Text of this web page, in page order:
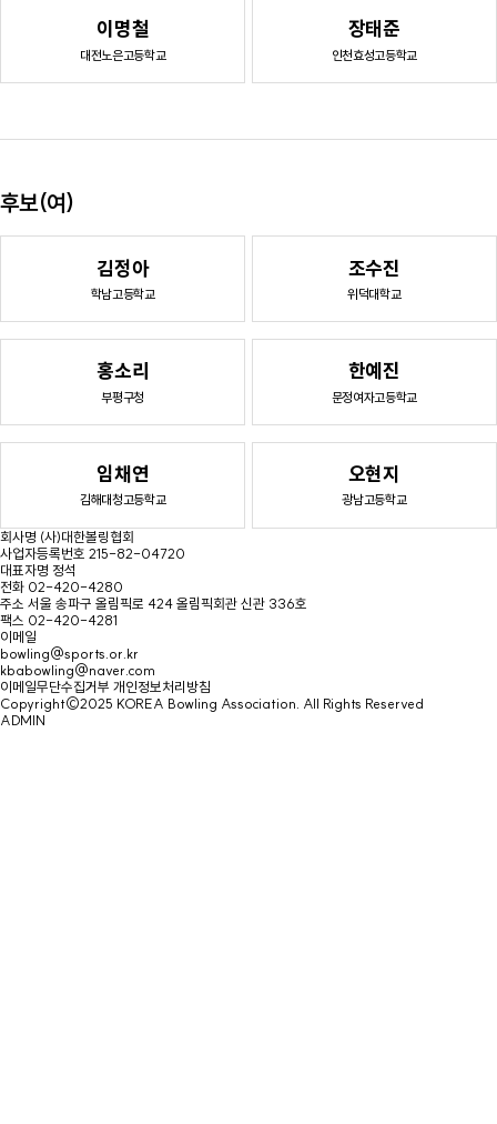
이명철
대전노은고등학교
장태준
인천효성고등학교
후보(여)
김정아
학남고등학교
조수진
위덕대학교
홍소리
부평구청
한예진
문정여자고등학교
임채연
김해대청고등학교
오현지
광남고등학교
회사명 (사)대한볼링협회
사업자등록번호 215-82-04720
대표자명 정석
전화 02-420-4280
주소 서울 송파구 올림픽로 424 올림픽회관 신관 336호
팩스 02-420-4281
이메일
bowling@sports.or.kr
kbabowling@naver.com
이메일무단수집거부 개인정보처리방침
Copyright©2025 KOREA Bowling Association. All Rights Reserved
ADMIN